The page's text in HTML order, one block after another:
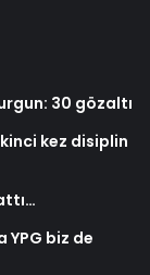
30 gözaltı
kez disiplin
YPG biz de